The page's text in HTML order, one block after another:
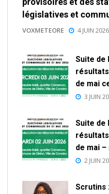
législatives et
VOXMETEORE 4 JUIN 2026
Suite de
de mai
3 JUIN
Suite de
de mai –
2 JUIN
Scrutins